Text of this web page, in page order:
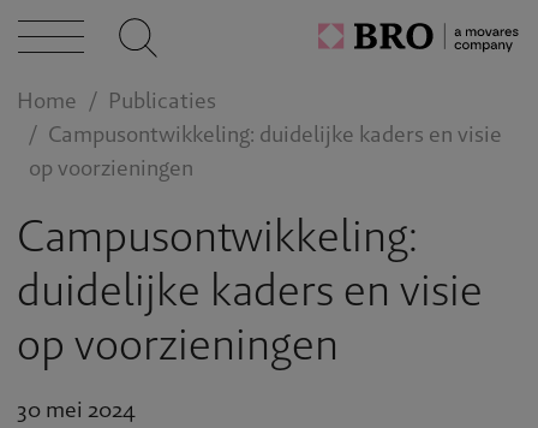
bij
Home
Publicaties
Campusontwikkeling: duidelijke kaders en visie
op voorzieningen
Campusontwikkeling:
duidelijke kaders en visie
op voorzieningen
30 mei 2024